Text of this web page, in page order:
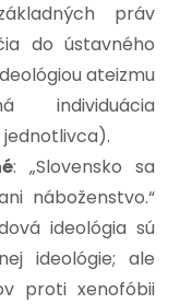
práv
do ústavného
ateizmu
individuácia
jednotlivca).
: „Slovensko sa
náboženstvo.“
ideológia sú
ideológie; ale
proti xenofóbii